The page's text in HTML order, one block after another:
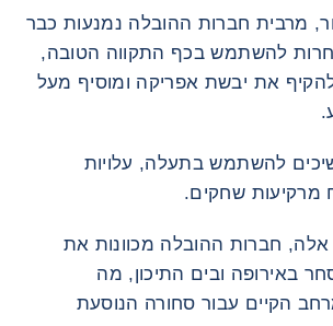
מרבית חברות ההובלה נמנעות כבר
להשתמש בכף התקווה הטובה,
את יבשת אפריקה ומוסיף מעל
להשתמש בתעלה, עלויות
מרקיעות שחקים.
אלה, חברות ההובלה מכוונות את
באירופה ובים התיכון, מה
הקיים עבור סחורה הנוסעת